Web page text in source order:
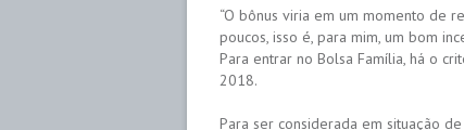
“O bônus viria em um momento de
poucos, isso é, para mim, um bom
Para entrar no Bolsa Família, há o
2018.
Para ser considerada em situação